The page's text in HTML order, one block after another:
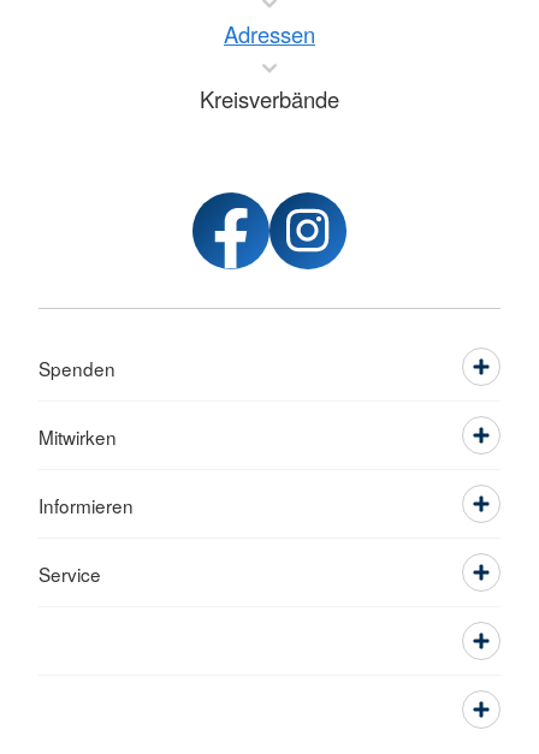
Adressen
Kreisverbände
Spenden
Mitwirken
Informieren
Service